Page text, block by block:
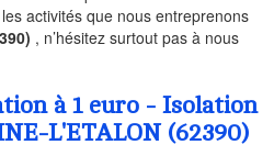
activités que nous entreprenons
, n’hésitez surtout pas à nous
à 1 euro - Isolation
L'ETALON (62390)